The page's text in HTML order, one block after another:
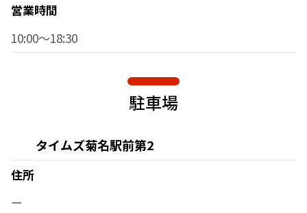
営業時間
10:00～18:30
駐車場
タイムズ菊名駅前第2
住所
ー